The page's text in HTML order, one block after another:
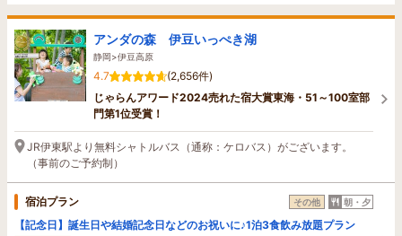
アンダの森 伊豆いっぺき湖
静岡>伊豆高原
4.7
(2,656件)
じゃらんアワード2024売れた宿大賞東海・51～100室部
門第1位受賞！
JR伊東駅より無料シャトルバス（通称：ケロバス）がございます。
（事前のご予約制）
宿泊プラン その他 朝・夕
【記念日】誕生日や結婚記念日などのお祝いに♪1泊3食飲み放題プラン